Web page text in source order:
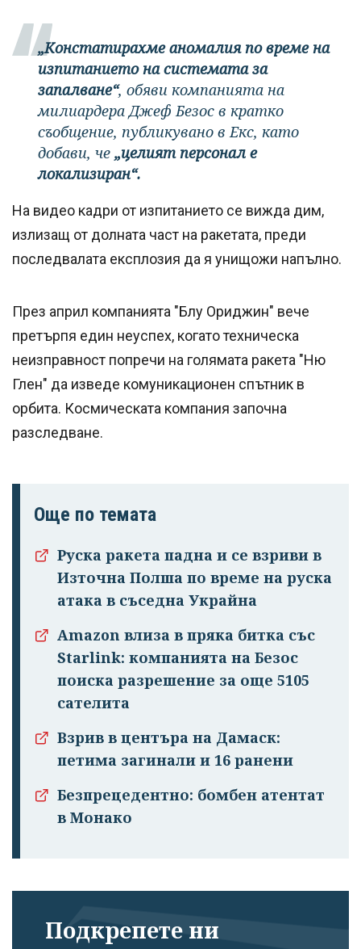
Успешно
„Констатирахме аномалия по време на
изпитанието на системата за
запалване“, обяви компанията на
милиардера Джеф Безос в кратко
съобщение, публикувано в Екс, като
добави, че „целият персонал е
локализиран“.
На видео кадри от изпитанието се вижда дим,
излизащ от долната част на ракетата, преди
последвалата експлозия да я унищожи напълно.
През април компанията "Блу Ориджин" вече
претърпя един неуспех, когато техническа
неизправност попречи на голямата ракета "Ню
Глен" да изведе комуникационен спътник в
орбита. Космическата компания започна
разследване.
Още по темата
Руска ракета падна и се взриви в
Източна Полша по време на руска
атака в съседна Украйна
Amazon влиза в пряка битка със
Starlink: компанията на Безос
поиска разрешение за още 5105
сателита
Взрив в центъра на Дамаск:
петима загинали и 16 ранени
Безпрецедентно: бомбен атентат
в Монако
Подкрепете ни